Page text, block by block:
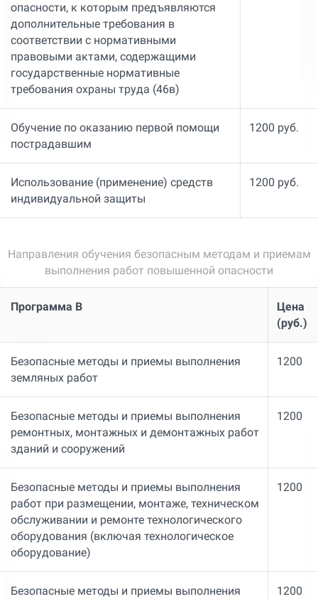
опасности, к которым предъявляются
дополнительные требования в
соответствии с нормативными
правовыми актами, содержащими
государственные нормативные
требования охраны труда (46в)
Обучение по оказанию первой помощи
пострадавшим
1200 руб.
Использование (применение) средств
индивидуальной защиты
1200 руб.
Направления обучения безопасным методам и приемам
выполнения работ повышенной опасности
Программа В
Цена
(руб.)
Безопасные методы и приемы выполнения
земляных работ
1200
Безопасные методы и приемы выполнения
ремонтных, монтажных и демонтажных работ
зданий и сооружений
1200
Безопасные методы и приемы выполнения
работ при размещении, монтаже, техническом
обслуживании и ремонте технологического
оборудования (включая технологическое
оборудование)
1200
Безопасные методы и приемы выполнения
1200